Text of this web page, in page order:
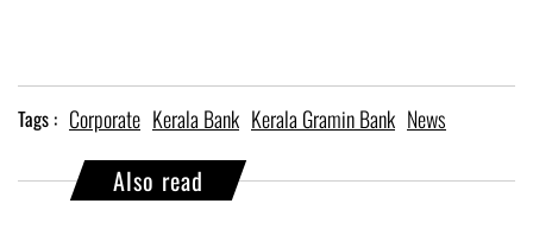
Tags : Corporate Kerala Bank Kerala Gramin Bank News
Also read